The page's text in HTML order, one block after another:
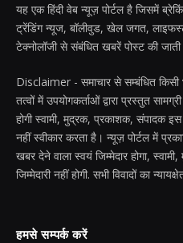
यह एक हिंदी वेब न्यूज़ पोर्टल है जिसमें
ट्रेंडिंग न्यूज, बॉलीवुड, खेल जगत,
टेक्नोलॉजी से संबंधित खबरें पोस्ट की
Disclaimer - समाचार से सम्बंधित
तत्वों में उपयोगकर्ताओं द्वारा प्रस्तुत
होगी स्वामी, मुद्रक, प्रकाशक, संपादक
नहीं स्वीकार करता है। न्यूज़ पोर्टल में
खबर देने वाला स्वयं जिम्मेदार होगा,
जिम्मेदारी नहीं होगी. सभी विवादों का
हमसे सम्पर्क करें